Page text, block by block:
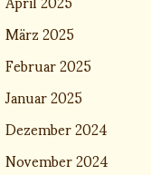
März 2025
Februar 2025
Januar 2025
Dezember 2024
November 2024